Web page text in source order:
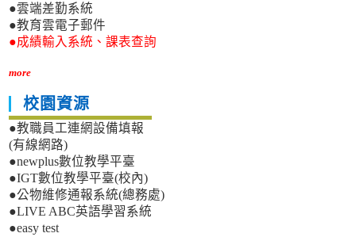
●雲端差勤系統
●教育雲電子郵件
●成績輸入系統、課表查詢
more
校園資源
●教職員工連網設備填報
(有線網路)
●newplus數位教學平臺
●IGT數位教學平臺(校內)
●公物維修通報系統(總務處)
●LIVE ABC英語學習系統
●easy test